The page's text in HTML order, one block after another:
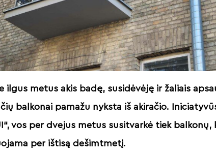
ilgus metus akis badę, susidėvėję ir žaliais
balkonai pamažu nyksta iš akiračio.
vos per dvejus metus susitvarkė tiek balkonų,
per ištisą dešimtmetį.